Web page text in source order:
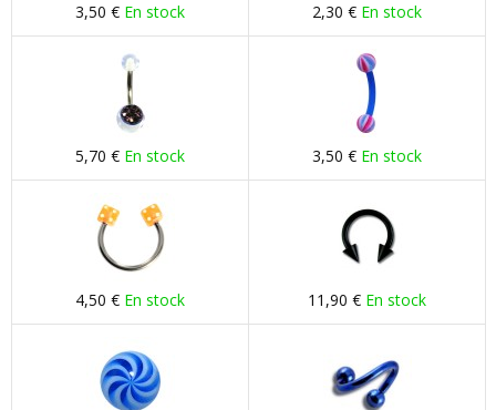
3,50 € En stock 2,30 € En stock
5,70 € En stock 3,50 € En stock
4,50 € En stock 11,90 € En stock